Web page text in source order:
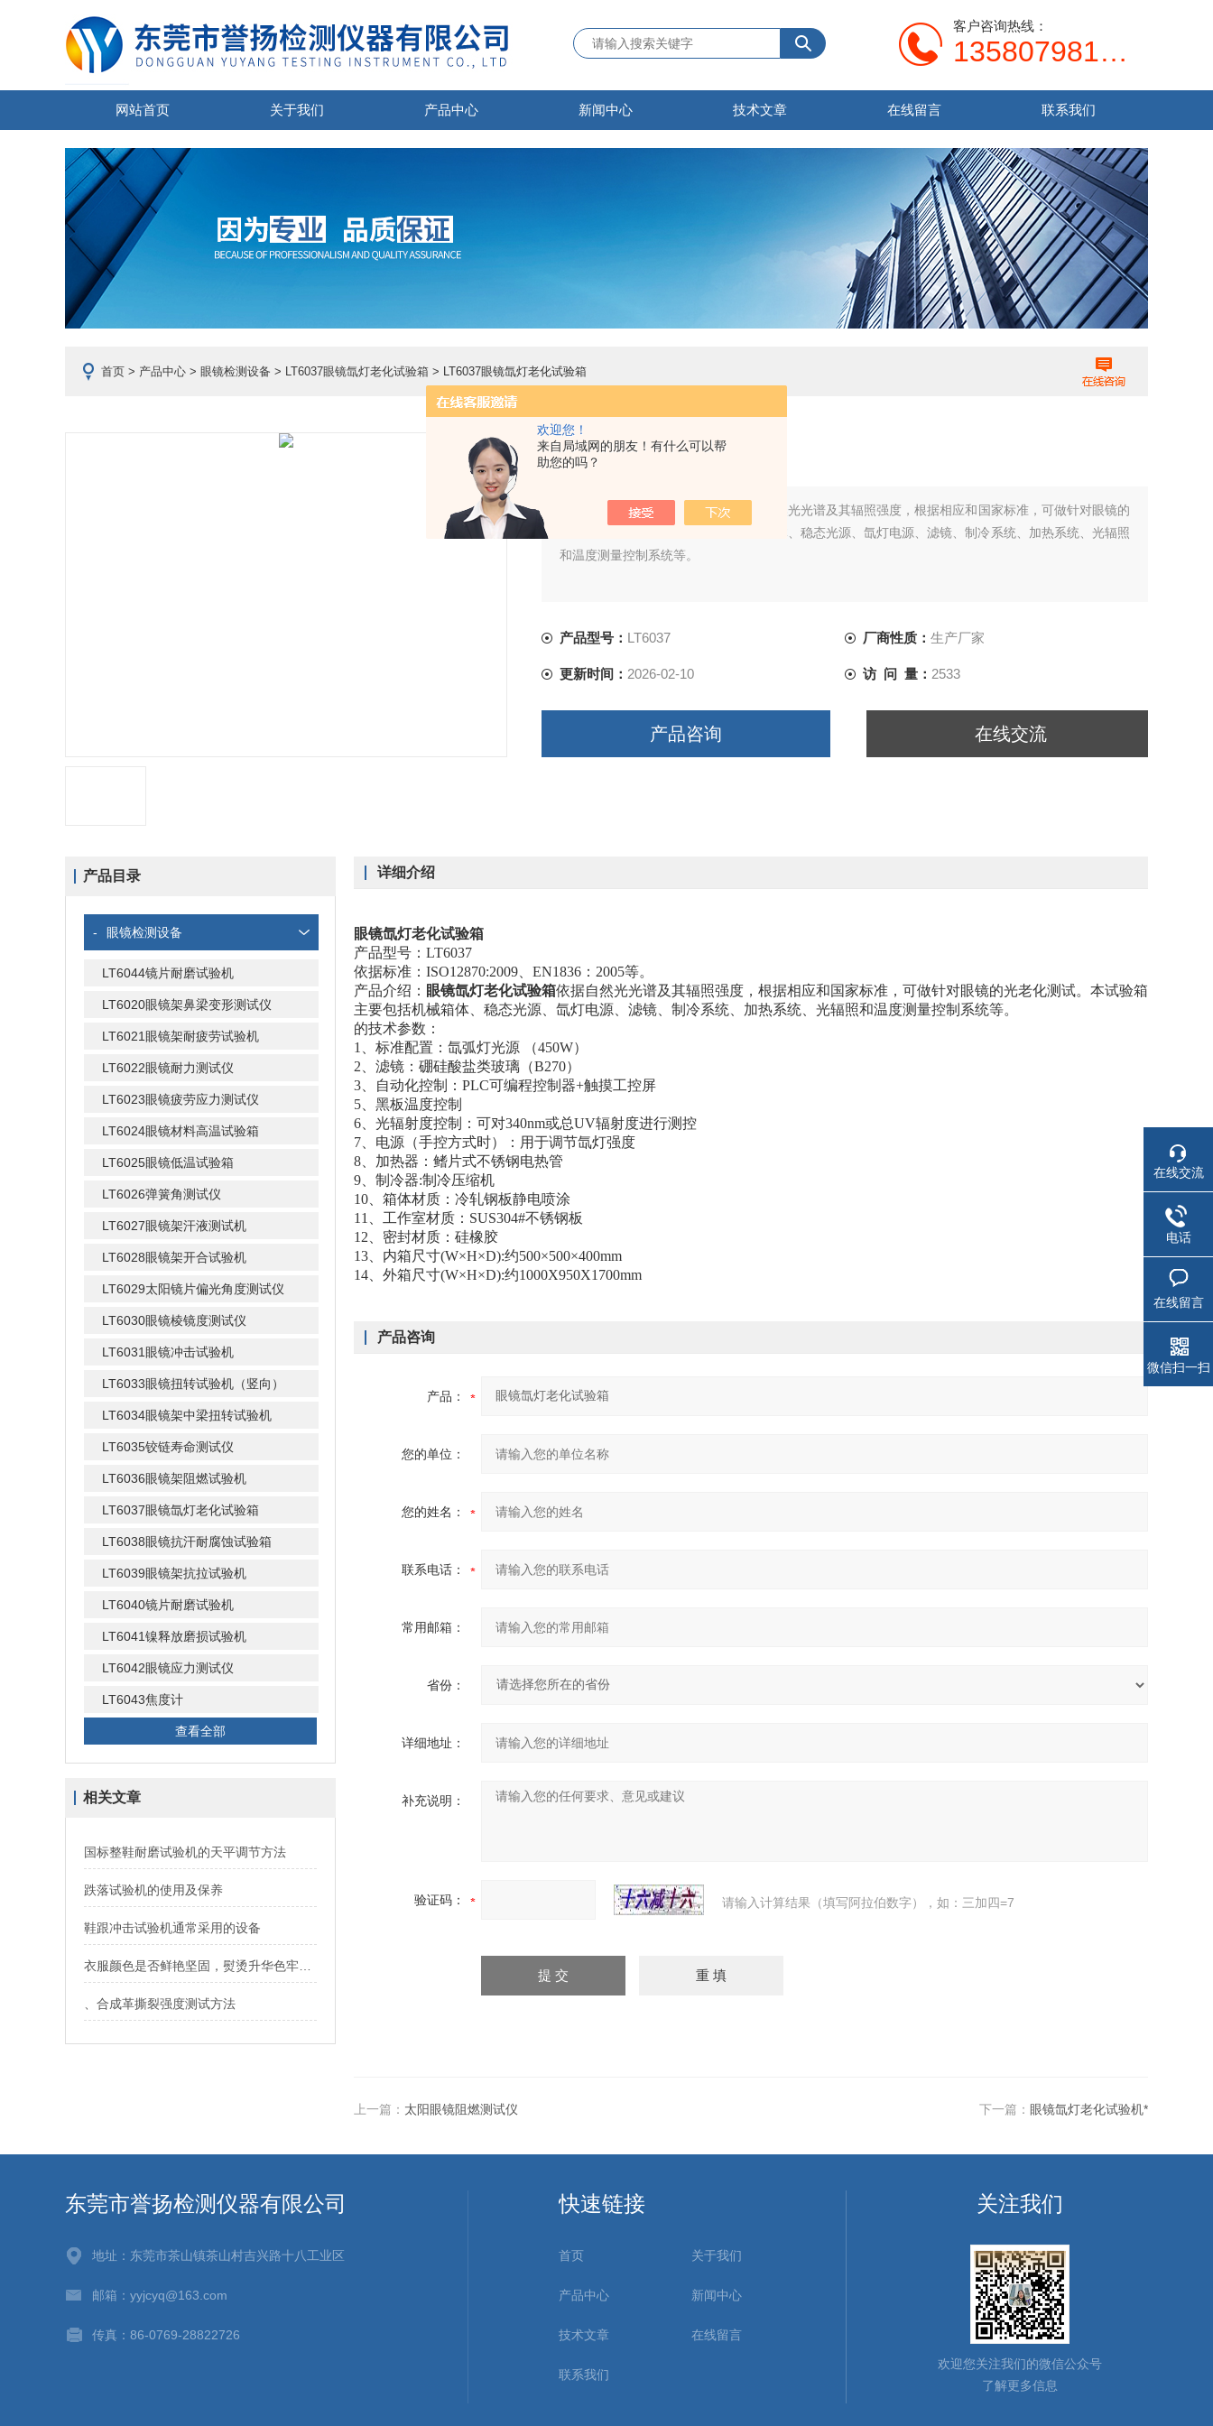
欢迎您！
来自局域网的朋友！有什么可以帮
助您的吗？
客户咨询热线：
13580798107
网站首页 关于我们 产品中心 新闻中心 技术文章 在线留言 联系我们
首页 > 产品中心 > 眼镜检测设备 > LT6037眼镜氙灯老化试验箱 > LT6037眼镜氙灯老化试验箱
眼镜氙灯老化试验箱
眼镜氙灯老化试验箱依据自然光光谱及其辐照强度，根据相应和国家标准，可做针对眼镜的
光老化测试。本试验箱主要包括机械箱体、稳态光源、氙灯电源、滤镜、制冷系统、加热系统、光辐照
和温度测量控制系统等。
产品型号： LT6037 厂商性质： 生产厂家
更新时间： 2026-02-10 访 问 量： 2533
产品咨询 在线交流
产品目录
- 眼镜检测设备
LT6044镜片耐磨试验机
LT6020眼镜架鼻梁变形测试仪
LT6021眼镜架耐疲劳试验机
LT6022眼镜耐力测试仪
LT6023眼镜疲劳应力测试仪
LT6024眼镜材料高温试验箱
LT6025眼镜低温试验箱
LT6026弹簧角测试仪
LT6027眼镜架汗液测试机
LT6028眼镜架开合试验机
LT6029太阳镜片偏光角度测试仪
LT6030眼镜棱镜度测试仪
LT6031眼镜冲击试验机
LT6033眼镜扭转试验机（竖向）
LT6034眼镜架中梁扭转试验机
LT6035铰链寿命测试仪
LT6036眼镜架阻燃试验机
LT6037眼镜氙灯老化试验箱
LT6038眼镜抗汗耐腐蚀试验箱
LT6039眼镜架抗拉试验机
LT6040镜片耐磨试验机
LT6041镍释放磨损试验机
LT6042眼镜应力测试仪
LT6043焦度计
查看全部
相关文章
国标整鞋耐磨试验机的天平调节方法
跌落试验机的使用及保养
鞋跟冲击试验机通常采用的设备
、合成革撕裂强度测试方法
详细介绍
眼镜氙灯老化试验箱
产品型号： LT6037
依据标准： ISO12870:2009、EN1836：2005等。
产品介绍： 眼镜氙灯老化试验箱依据自然光光谱及其辐照强度，根据相应和国家标准，可做针对眼镜的光老化测试。本试验箱
主要包括机械箱体、稳态光源、氙灯电源、滤镜、制冷系统、加热系统、光辐照和温度测量控制系统等。
的技术参数：
1、标准配置：氙弧灯光源
（450W）
2、滤镜：硼硅酸盐类玻璃（B270）
3、自动化控制：PLC可编程控制器+触摸工控屏
5、黑板温度控制
6、光辐射度控制：可对340nm或总UV辐射度进行测控
7、电源（手控方式时）：用于调节氙灯强度
8、加热器：鳍片式不锈钢电热管
9、制冷器:制冷压缩机
10、箱体材质：冷轧钢板静电喷涂
11、工作室材质：SUS304#不锈钢板
12、密封材质：硅橡胶
13、内箱尺寸(W×H×D):约500×500×400mm
14、外箱尺寸(W×H×D):约1000X950X1700mm
产品咨询
产品：
您的单位：
您的姓名：
联系电话：
常用邮箱：
省份：
详细地址：
补充说明：
验证码： 请输入计算结果（填写阿拉伯数字），如：三加四=7
上一篇： 太阳眼镜阻燃测试仪 下一篇： 眼镜氙灯老化试验机*
东莞市誉扬检测仪器有限公司
地址：东莞市茶山镇茶山村吉兴路十八工业区
邮箱：yyjcyq@163.com
传真：86-0769-28822726
快速链接
首页 关于我们
产品中心 新闻中心
技术文章 在线留言
联系我们
关注我们
欢迎您关注我们的微信公众号
了解更多信息
在线交流
电话
在线留言
微信扫一扫